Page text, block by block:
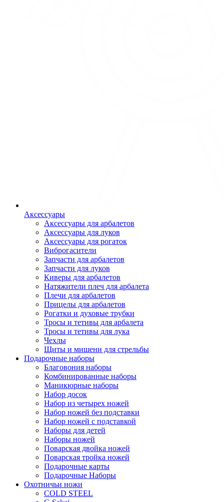
Аксессуары
Аксессуары для арбалетов
Аксессуары для луков
Аксессуары для рогаток
Виброгасители
Запчасти для арбалетов
Запчасти для луков
Киверы для арбалетов
Натяжители плеч для арбалета
Плечи для арбалетов
Прицелы для арбалетов
Рогатки и духовые трубки
Тросы и тетивы для арбалета
Тросы и тетивы для лука
Чехлы
Щиты и мишени для стрельбы
Подарочные наборы
Благовония наборы
Комбинированные наборы
Маникюрные наборы
Набор досок
Набор из четырех ножей
Набор ножей без подставки
Набор ножей с подставкой
Наборы для детей
Наборы ножей
Поварская двойка ножей
Поварская тройка ножей
Подарочные карты
Подарочные Наборы
Охотничьи ножи
COLD STEEL